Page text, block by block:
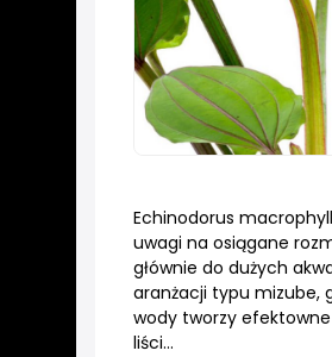
Echinodorus
uwagi na osiągane
głównie do dużych
aranżacji typu mizube,
wody tworzy
liści...